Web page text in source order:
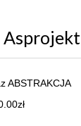
ABSTRAKCJA
zł